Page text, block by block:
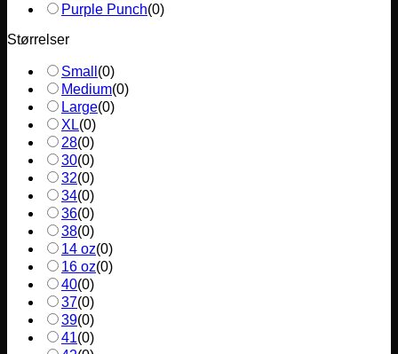
Purple Punch(0)
Størrelser
Small (0)
Medium(0)
Large(0)
XL(0)
28(0)
30(0)
32(0)
34(0)
36(0)
38(0)
14 oz(0)
16 oz(0)
40(0)
37(0)
39(0)
41(0)